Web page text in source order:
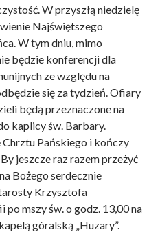
W przyszłą niedzielę
Najświętszego
W tym dniu, mimo
będzie konferencji dla
ze względu na
się za tydzień. Ofiary
będą przeznaczone na
kaplicy św. Barbary.
Chrztu Pańskiego i kończy
jeszcze raz razem przeżyć
Bożego serdecznie
Krzysztofa
mszy św. o godz. 13,00 na
góralską „Huzary”.